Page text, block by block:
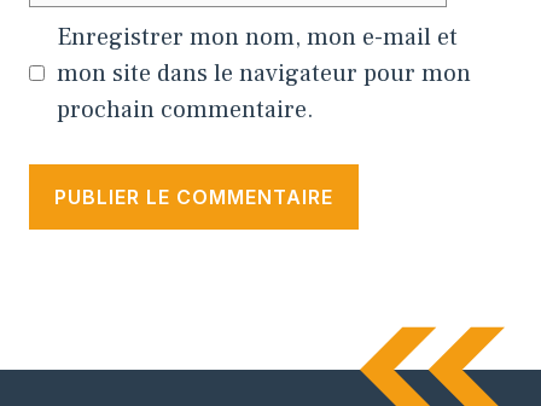
Enregistrer mon nom, mon e-mail et
mon site dans le navigateur pour mon
prochain commentaire.